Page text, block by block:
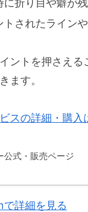
トされたライン
ントを押さえ
ます。
スの詳細・購入
公式・販売ページ
詳細を見る